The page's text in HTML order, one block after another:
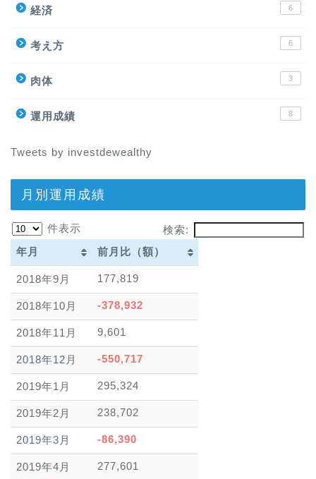
経済 6
考え方 6
肉体 3
運用成績 8
Tweets by investdewealthy
月別運用成績
件表示
検索:
年月
前月比（額）
年月
前月比（額）
2018年9月 177,819
2018年10月 -378,932
2018年11月 9,601
2018年12月 -550,717
2019年1月 295,324
2019年2月 238,702
2019年3月 -86,390
2019年4月 277,601